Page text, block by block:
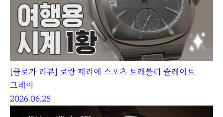
[클로카 리뷰] 로랑 페리에 스포츠 트래블러 슬레이트
그레이
2026.06.25